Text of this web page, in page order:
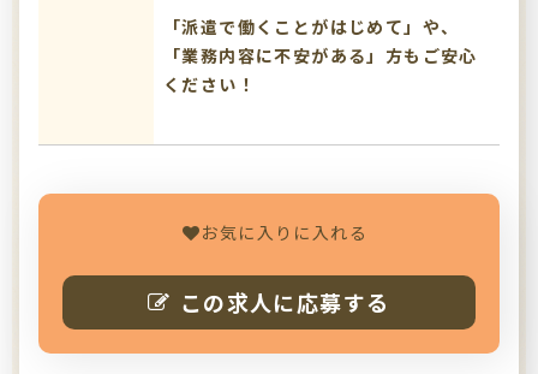
「派遣で働くことがはじめて」や、
「業務内容に不安がある」方もご安心
ください！
お気に入りに入れる
この求人に応募する